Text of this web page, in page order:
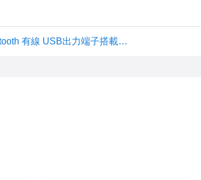
オーディオテクニカ レコードプレーヤー ダイレクトドライブ Bluetooth 有線 USB出力端子搭載 フォノイコライザ内蔵 AT-LP120XBT-USB